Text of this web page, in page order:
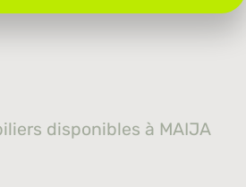
disponibles à MAIJA